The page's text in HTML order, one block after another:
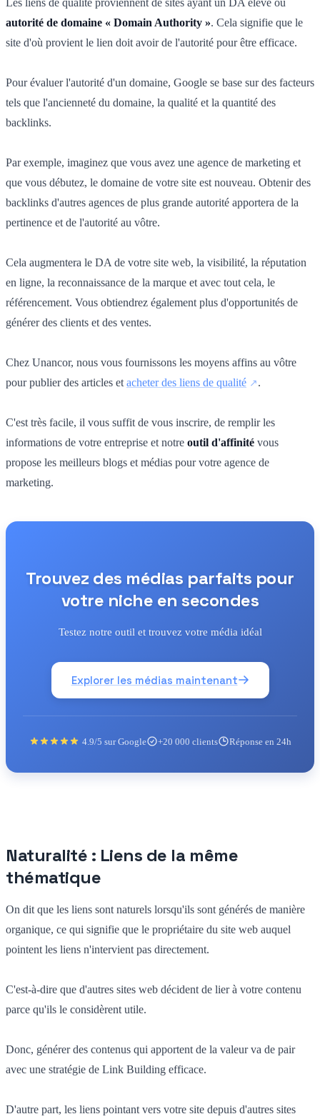
autorité de domaine « Domain Authority ». Cela signifie que le
site d'où provient le lien doit avoir de l'autorité pour être efficace.
Pour évaluer l'autorité d'un domaine, Google se base sur des facteurs
tels que l'ancienneté du domaine, la qualité et la quantité des
backlinks.
Par exemple, imaginez que vous avez une agence de marketing et
que vous débutez, le domaine de votre site est nouveau. Obtenir des
backlinks d'autres agences de plus grande autorité apportera de la
pertinence et de l'autorité au vôtre.
Cela augmentera le DA de votre site web, la visibilité, la réputation
en ligne, la reconnaissance de la marque et avec tout cela, le
référencement. Vous obtiendrez également plus d'opportunités de
générer des clients et des ventes.
Chez Unancor, nous vous fournissons les moyens affins au vôtre
pour publier des articles et acheter des liens de qualité .
C'est très facile, il vous suffit de vous inscrire, de remplir les
informations de votre entreprise et notre outil d'affinité vous
propose les meilleurs blogs et médias pour votre agence de
marketing.
Trouvez des médias parfaits pour
votre niche en secondes
Testez notre outil et trouvez votre média idéal
Explorer les médias maintenant
4.9/5 sur Google +20 000 clients Réponse en 24h
Naturalité : Liens de la même
thématique
On dit que les liens sont naturels lorsqu'ils sont générés de manière
organique, ce qui signifie que le propriétaire du site web auquel
pointent les liens n'intervient pas directement.
C'est-à-dire que d'autres sites web décident de lier à votre contenu
parce qu'ils le considèrent utile.
Donc, générer des contenus qui apportent de la valeur va de pair
avec une stratégie de Link Building efficace.
D'autre part, les liens pointant vers votre site depuis d'autres sites